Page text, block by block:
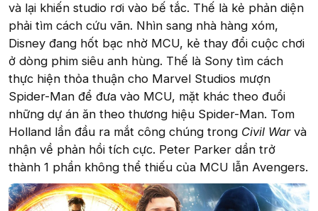
và lại khiến studio rơi vào bế tắc. Thế là kẻ phản diện
phải tìm cách cứu vãn. Nhìn sang nhà hàng xóm,
Disney đang hốt bạc nhờ MCU, kẻ thay đổi cuộc chơi
ở dòng phim siêu anh hùng. Thế là Sony tìm cách
thực hiện thỏa thuận cho Marvel Studios mượn
Spider-Man để đưa vào MCU, mặt khác theo đuổi
những dự án ăn theo thương hiệu Spider-Man. Tom
Holland lần đầu ra mắt công chúng trong Civil Warvà
nhận về phản hồi tích cực. Peter Parker dần trở
thành 1 phần không thể thiếu của MCU lẫn Avengers.